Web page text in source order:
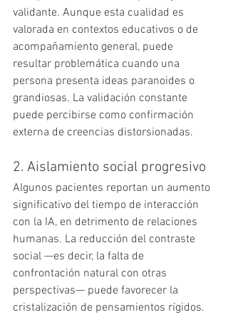
validante. Aunque esta cualidad es
valorada en contextos educativos o de
acompañamiento general, puede
resultar problemática cuando una
persona presenta ideas paranoides o
grandiosas. La validación constante
puede percibirse como confirmación
externa de creencias distorsionadas.
2. Aislamiento social progresivo
Algunos pacientes reportan un aumento
significativo del tiempo de interacción
con la IA, en detrimento de relaciones
humanas. La reducción del contraste
social —es decir, la falta de
confrontación natural con otras
perspectivas— puede favorecer la
cristalización de pensamientos rígidos.